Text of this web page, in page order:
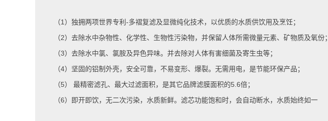
（1 ）独拥两项世界专利 -多褶复滤及显微纯化技术，以优质的水质供饮用及烹饪；
（2）去除水中杂物性、化学性、生物性污染物，并保留人体所需微量元素、矿物质及氧份；
（3）去除水中氯、氯胺及异色异味。并去除对人体有害细菌及寄生虫等；
（4）坚固的铝制外壳，安全可靠，不易变形、爆裂。无需用电，是节能环保产品；
（5） 最精密滤孔、最大过滤面积，是其它品牌滤膜面积的5.6倍；
（6）即开即饮，无二次污染，水质新鲜。滤芯功能饱和时，会自动断水，水质始终如一